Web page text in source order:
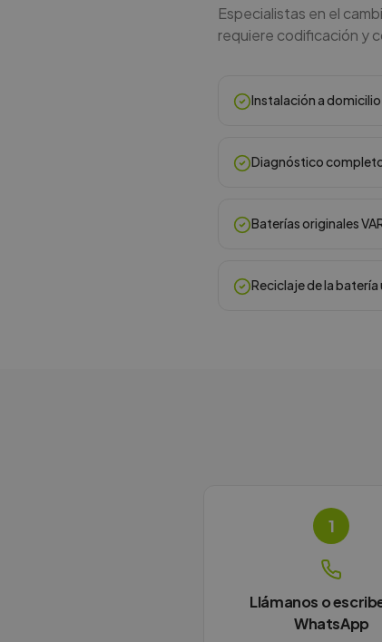
Especialistas en el
requiere codificación y
Instalación a
Diagnóstico
Baterías originales
Reciclaje de la
1
Llámanos o
WhatsApp